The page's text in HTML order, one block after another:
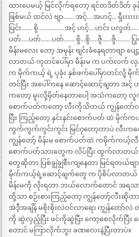
ထားပေမယ့် မြင်လိုက်ရတော့ ရင်တဒိတ်ဒိတ်
ဖြစ်မယ် ထင်လဲ ဗျာ……. အင့်… အဟင့်… ရှီးးးးးး
ပြင်း……. စွိ……………..အင့် ဟင့်….ဟင်း ပလွတ်
ပတ်…..ပတ်…….ပတ်……. စွိ…စွိ…..ဇွိ……ဇွိ……… ပ
မိန်းမလေး တော့ အမုန်း ဗျင်းခံနေရတာဗျာ ပ
လာတယ် ကုတင်ပေါ်မှာ မိန်းမ က ပက်လက် လှန် ပ
က မိုက်ကယ့် ရဲ့ ပုခုံး နှစ်ဖက်ပေါ်မှာတင်လို့
တင်ပြီး အပေါ်ကနေ ဆောင့်ဆောင့်ချတာ အင့်
ကတော့ မူးလို့မှိတ်နေတာပေါ့ အသံကတော့
စောက်ပတ်ကတော့ လီးကိုသိတယ် ကျွန်တော်
ပြီး ကြည့်တော့ နှင်းနှင်းစောက်ပတ် ထဲ မိုက်
ကွက်ကွက်ကွင်းကွင်း မြင်၇တော့တာပဲ လီးကတ
ကျွန်တော့် မိန်းမ စောက်ပတ်ထဲ ကမိုက်က
စောက်ပတ်သားတွေက လိပ်ပြီး ထွက်လာတယ်
တွေဆိုတာ ပြစ်ချွဲချွဲစီးကျနေတာ မြင်ရတယ်ဗ
မိုက်ကယ့်ရဲ့ဆောင့်ချက်တွေ က ပိုစိပ်လာတယ် သူ့
မိန်းမကို လိုးရတာ ဘယ်လောက်တောင် အရသာ
တို့သာ စဉ်းစားကြည့်တော့ ကျွန်တော့်လီးဆို
အဲဒီ့အချိန် မစိုးစိုးလဲဝင်လာရော ကျွန်တော်လဲ
ကို ဆွဲလှည့်ပြီး ဖင်ကိုဆွဲပြီး ကော့စေလိုက်ပြီး
တောင် မကြာလိုက်ဘူး ခဏလေးနဲ့ပြီးတာပဲ။